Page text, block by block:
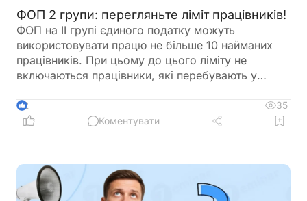
ФОП 2 групи: перегляньте ліміт працівників!
ФОП на ІІ групі єдиного податку можуть
використовувати працю не більше 10 найманих
працівників. При цьому до цього ліміту не
включаються працівники, які перебувають у
відпустці для догляду за дитиною. Перед
оформленням нового працівника варто
2
35
Коментувати